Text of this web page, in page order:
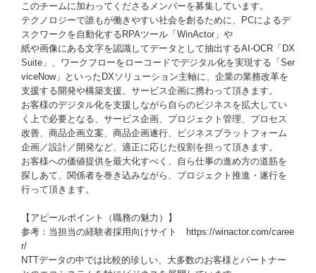
このチームに加わってくださるメンバーを募集しています。
テクノロジーで誰もが働きやすい社会を創るために、PCによるデ
スクワークを自動化するRPAツール「WinActor」や
紙や画像にある文字を認識してデータとして抽出するAI-OCR「DX
Suite」、ワークフローをローコードでデジタル化を実現する「Ser
viceNow」といったDXソリューション主軸に、企業の業務改革を
支援する開発や構築支援、サービス企画に携わって頂きます。
お客様のデジタル化を支援しながら自らのビジネスを拡大してい
く上で必要となる、サービス企画、プロジェクト管理、プロセス
改善、商品企画立案、商品企画遂行、ビジネスプラットフォーム
企画／設計／開発など、適正に応じた役割を担って頂きます。
お客様への価値提供を最大化すべく、自ら仕事の進め方の道筋を
探しあて、関係者を巻き込みながら、プロジェクト推進・遂行を
行って頂きます。
【アピールポイント（職務の魅力）】
参考：当担当の経験者採用向けサイト https://winactor.com/caree
r/
NTTデータの中では比較的珍しい、大多数のお客様とパートナー